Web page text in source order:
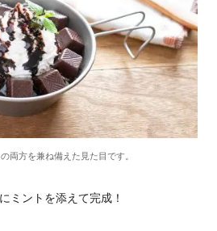
両方を兼ね備えた見た目です。
ミントを添えて完成！